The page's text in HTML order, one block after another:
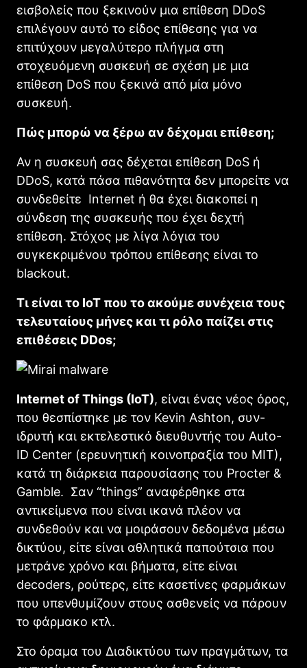
εισβολείς που ξεκινούν μια επίθεση DDoS
επιλέγουν αυτό το είδος επίθεσης για να
επιτύχουν μεγαλύτερο πλήγμα στη
στοχευόμενη συσκευή σε σχέση με μια
επίθεση DoS που ξεκινά από μία μόνο
συσκευή.
Πώς μπορώ να ξέρω αν δέχομαι επίθεση;
Αν η συσκευή σας δέχεται επίθεση DoS ή
DDoS, κατά πάσα πιθανότητα δεν μπορείτε να
συνδεθείτε Internet ή θα έχει διακοπεί η
σύνδεση της συσκευής που έχει δεχτή
επίθεση. Στόχος με λίγα λόγια του
συγκεκριμένου τρόπου επίθεσης είναι το
blackout.
Τι είναι το IoT που το ακούμε συνέχεια τους
τελευταίους μήνες και τι ρόλο παίζει στις
επιθέσεις DDos;
Internet of Things (IoT), είναι ένας νέος όρος,
που θεσπίστηκε με τον Kevin Ashton, συν-
ιδρυτή και εκτελεστικό διευθυντής του Auto-
ID Center (ερευνητική κοινοπραξία του MIT),
κατά τη διάρκεια παρουσίασης του Procter &
Gamble. Σαν “things” αναφέρθηκε στα
αντικείμενα που είναι ικανά πλέον να
συνδεθούν και να μοιράσουν δεδομένα μέσω
δικτύου, είτε είναι αθλητικά παπούτσια που
μετράνε χρόνο και βήματα, είτε είναι
decoders, ρούτερς, είτε κασετίνες φαρμάκων
που υπενθυμίζουν στους ασθενείς να πάρουν
το φάρμακο κτλ.
Στο όραμα του Διαδικτύου των πραγμάτων, τα